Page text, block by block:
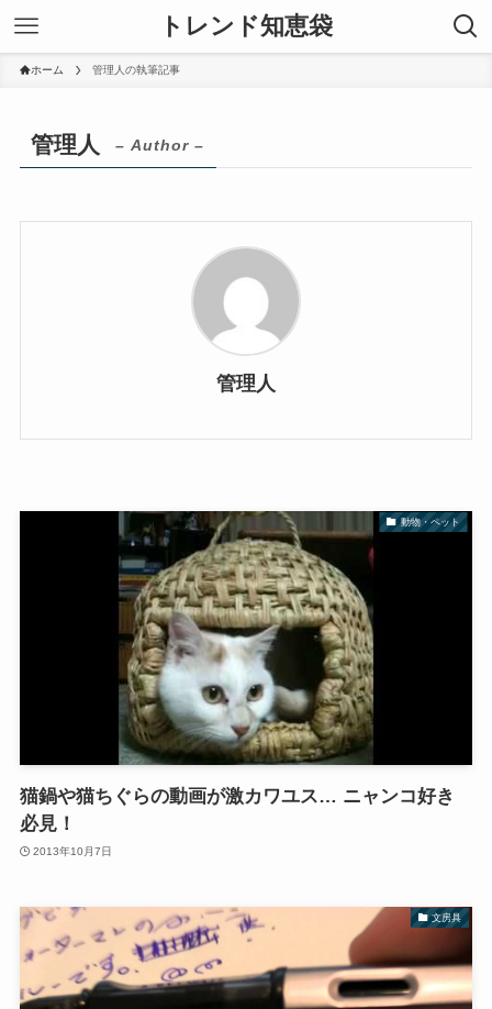
トレンド知恵袋
ホーム 管理人の執筆記事
管理人 – Author –
管理人
動物・ペット
猫鍋や猫ちぐらの動画が激カワユス… ニャンコ好き
必見！
2013年10月7日
文房具